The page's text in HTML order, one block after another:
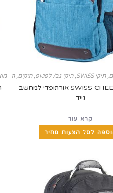
,תיקי SWISS ,תיקי גב/ לפטופ,תיקים, תיקי SWISS ומזוודות
תיק גב SWISS CHEEKY אורתופדי למחשב
נייד
קרא עוד
לסל הצעות מחיר